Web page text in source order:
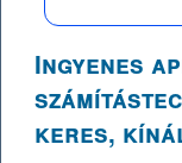
Ingyenes
keres,